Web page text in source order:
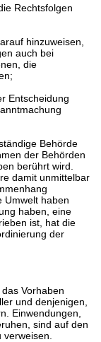
Rechtsfolgen
hinzuweisen,
auch bei
die
Entscheidung
Behörde
der Behörden
berührt wird.
damit unmittelbar
Umwelt haben
haben, eine
ist, hat die
der
Vorhaben
und denjenigen,
Einwendungen,
sind auf den